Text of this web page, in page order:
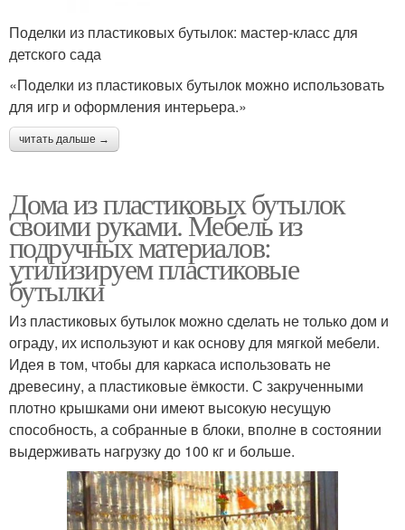
Поделки из пластиковых бутылок: мастер-класс для
детского сада
«Поделки из пластиковых бутылок можно использовать
для игр и оформления интерьера.»
читать дальше →
Дома из пластиковых бутылок
своими руками. Мебель из
подручных материалов:
утилизируем пластиковые
бутылки
Из пластиковых бутылок можно сделать не только дом и
ограду, их используют и как основу для мягкой мебели.
Идея в том, чтобы для каркаса использовать не
древесину, а пластиковые ёмкости. С закрученными
плотно крышками они имеют высокую несущую
способность, а собранные в блоки, вполне в состоянии
выдерживать нагрузку до 100 кг и больше.